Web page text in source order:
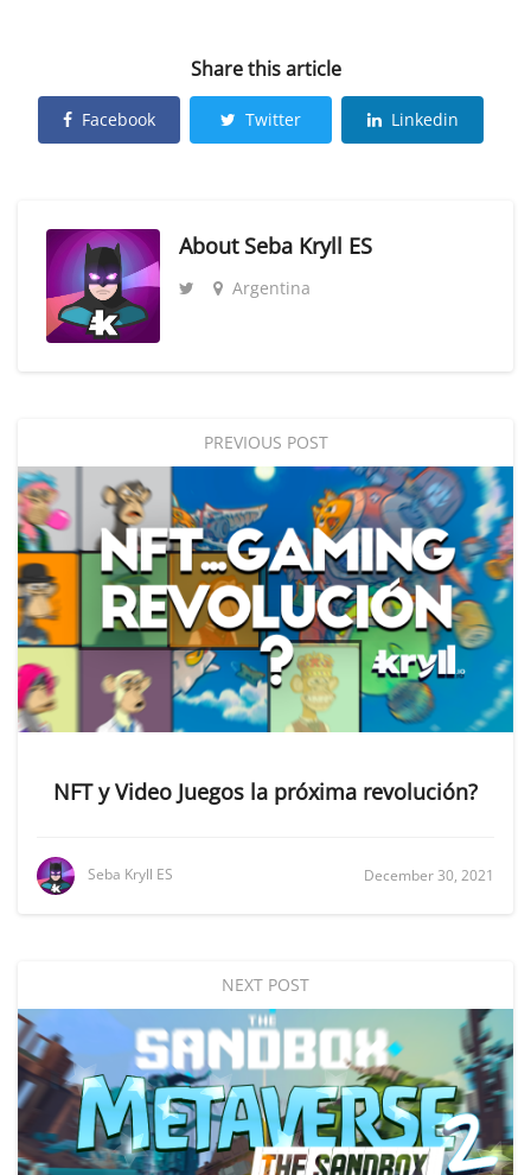
Share this article
Facebook Twitter Linkedin
About Seba Kryll ES
Argentina
PREVIOUS POST
NFT y Video Juegos la próxima revolución?
Seba Kryll ES December 30, 2021
NEXT POST